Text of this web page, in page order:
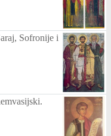
Sofronije i